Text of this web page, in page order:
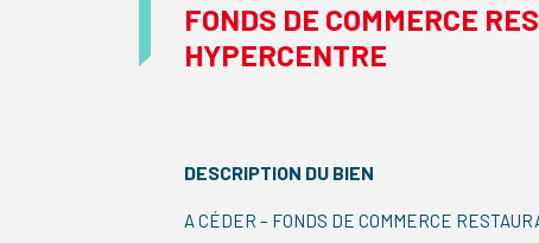
FONDS DE COMMERCE
HYPERCENTRE
DESCRIPTION DU BIEN
A CÉDER – FONDS DE COMMERCE